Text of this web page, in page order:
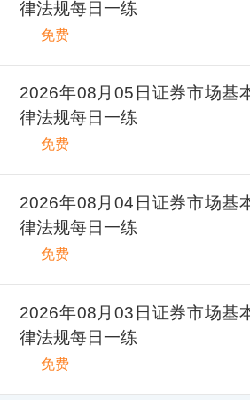
律法规每日一练
免费
2026年08月05日证券市场基
律法规每日一练
免费
2026年08月04日证券市场基
律法规每日一练
免费
2026年08月03日证券市场基
律法规每日一练
免费